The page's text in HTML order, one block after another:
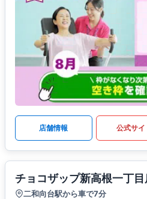
店舗情報 公式サイ
チョコザップ新高根一丁目
二和向台駅から車で7分